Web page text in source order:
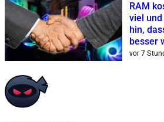
RAM
viel
hin,
besser
vor 7